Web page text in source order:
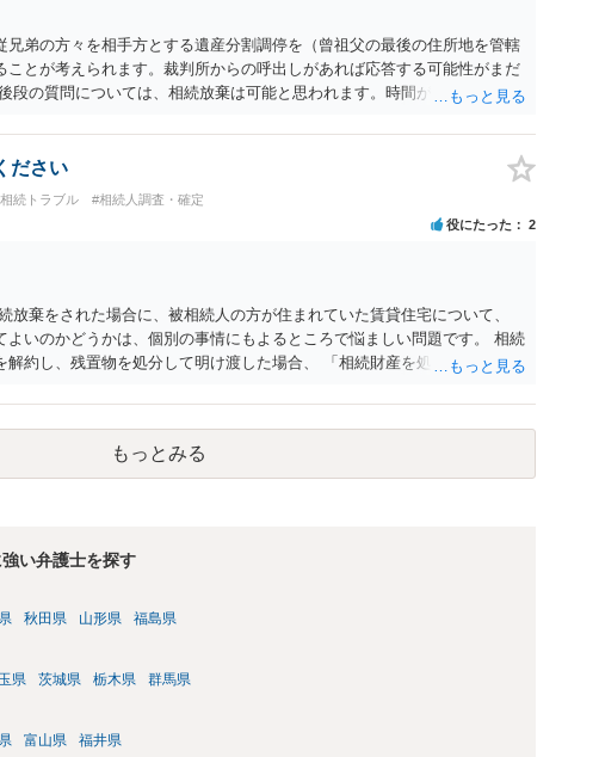
あまり前向きに受けてくれないところもあるようです。 複数の法律事務
て）、一番安いところでやってもらうことに決めれば、キューちゃんママ
きるのではないでしょうか。 あるいは相続放棄であれば御自分でできな
、かかるのは戸籍等の取得費用と印紙代だけとなります。家庭裁判所の
に必要な書類を確認し、印紙と共に家庭裁判所に提出して相続放棄申述受
ります。
兄弟の方々を相手方とする遺産分割調停を（曾祖父の最後の住所地を管轄
ことが考えられます。裁判所からの呼出しがあれば応答する可能性がまだ
段の質問については、相続放棄は可能と思われます。時間が思った以上に
ださい
続トラブル #相続人調査・確定
役にたった 2
放棄をされた場合に、被相続人の方が住まれていた賃貸住宅について、
よいのかどうかは、個別の事情にもよるところで悩ましい問題です。 相続
解約し、残置物を処分して明け渡した場合、 「相続財産を処分」したと評
を止めるため、 解約をして鍵を返却してしまうというケースもそれなりに
や印鑑などは現に保管されているのであれば、 そのまま保管されておい
人全員が相続放棄された場合には、相続財産清算人が選任される場合があ
引き継いでいただくことになります。 ちなみに前提として、お母様のお
もっとみる
い弁護士を探す
秋田県 山形県 福島県
県 茨城県 栃木県 群馬県
富山県 福井県